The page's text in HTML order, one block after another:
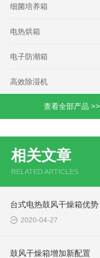
细菌培养箱
电热烘箱
电子防潮箱
高效除湿机
查看全部产品 >>
相关文章
RELATED ARTICLES
台式电热鼓风干燥箱优势
2020-04-27
鼓风干燥箱增加新配置